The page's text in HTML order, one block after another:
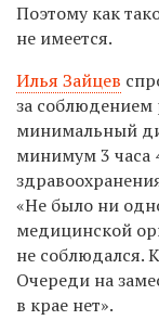
Поэтому как
не имеется.
Илья Зайцев
за
минимальный
минимум 3 часа
«Не было ни
медицинской
не соблюдался.
Очереди на
в крае нет».